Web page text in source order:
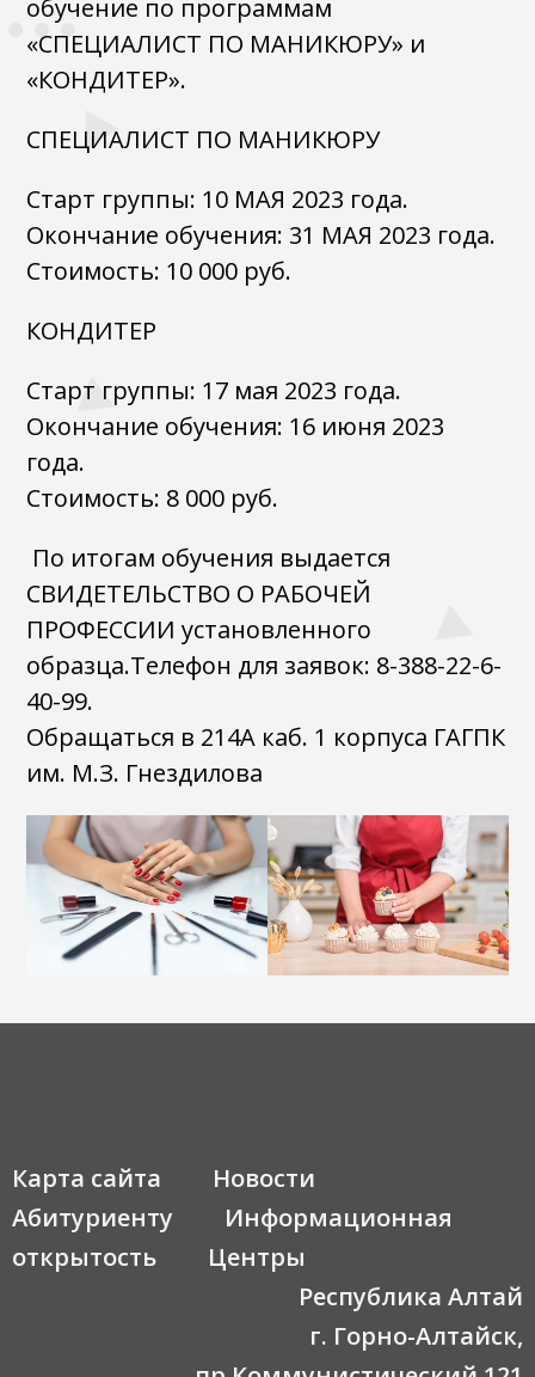
обучение по программам
«СПЕЦИАЛИСТ ПО МАНИКЮРУ» и
«КОНДИТЕР».
СПЕЦИАЛИСТ ПО МАНИКЮРУ
Старт группы: 10 МАЯ 2023 года.
Окончание обучения: 31 МАЯ 2023 года.
Стоимость: 10 000 руб.
КОНДИТЕР
Старт группы: 17 мая 2023 года.
Окончание обучения: 16 июня 2023
года.
Стоимость: 8 000 руб.
По итогам обучения выдается
СВИДЕТЕЛЬСТВО О РАБОЧЕЙ
ПРОФЕССИИ установленного
образца.Телефон для заявок: 8-388-22-6-
40-99.
Обращаться в 214А каб. 1 корпуса ГАГПК
им. М.З. Гнездилова
Карта сайта
Новости
Абитуриенту
Информационная
открытость
Центры
Республика Алтай
г. Горно-Алтайск,